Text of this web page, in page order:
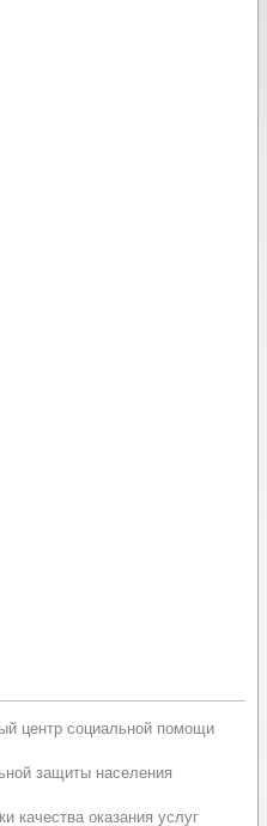
центр социальной помощи
защиты населения
качества оказания услуг